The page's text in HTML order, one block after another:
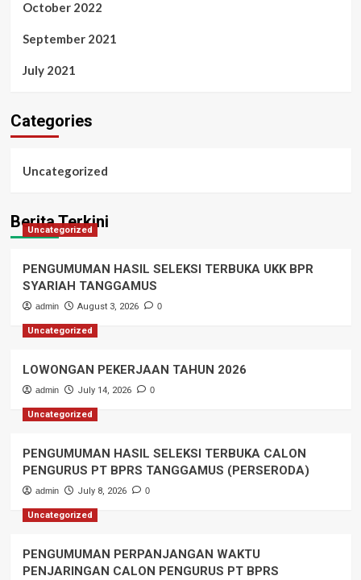
October 2022
September 2021
July 2021
Categories
Uncategorized
Berita Terkini
Uncategorized
PENGUMUMAN HASIL SELEKSI TERBUKA UKK BPR
SYARIAH TANGGAMUS
admin August 3, 2026 0
Uncategorized
LOWONGAN PEKERJAAN TAHUN 2026
admin July 14, 2026 0
Uncategorized
PENGUMUMAN HASIL SELEKSI TERBUKA CALON
PENGURUS PT BPRS TANGGAMUS (PERSERODA)
admin July 8, 2026 0
Uncategorized
PENGUMUMAN PERPANJANGAN WAKTU
PENJARINGAN CALON PENGURUS PT BPRS